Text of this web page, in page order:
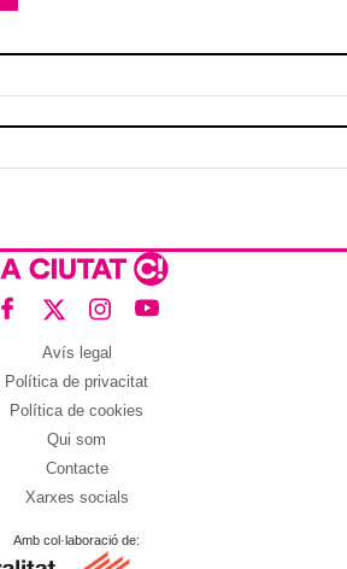
Avís legal
Política de privacitat
Política de cookies
Qui som
Contacte
Xarxes socials
Amb col·laboració de: